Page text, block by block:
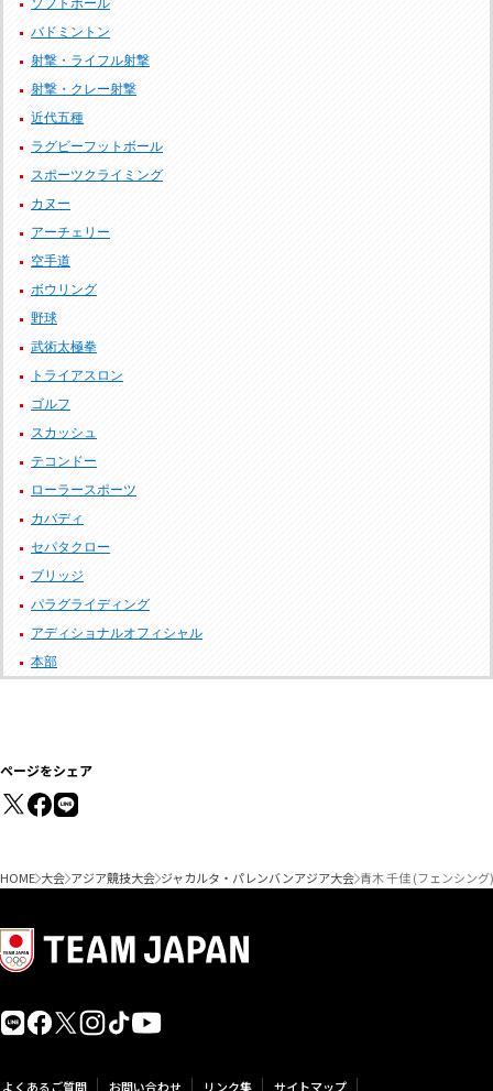
バドミントン
射撃・ライフル射撃
射撃・クレー射撃
近代五種
ラグビーフットボール
スポーツクライミング
カヌー
アーチェリー
空手道
ボウリング
野球
武術太極拳
トライアスロン
ゴルフ
スカッシュ
テコンドー
ローラースポーツ
カバディ
セパタクロー
ブリッジ
パラグライディング
アディショナルオフィシャル
本部
ページをシェア
HOME 大会 アジア競技大会 ジャカルタ・パレンバンアジア大会 青木 千佳 (フェンシン
よくあるご質問 お問い合わせ リンク集 サイトマップ